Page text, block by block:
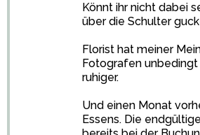
Könnt ihr nicht dabei
über die Schulter
Florist hat meiner
Fotografen unbedingt
ruhiger.
Und einen Monat
Essens. Die